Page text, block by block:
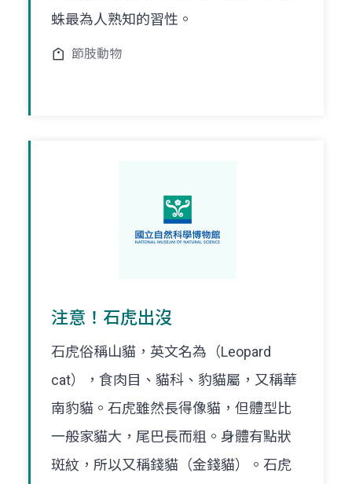
蛛最為人熟知的習性。
節肢動物
注意！石虎出沒
石虎俗稱山貓，英文名為（Leopard
cat），食肉目、貓科、豹貓屬，又稱華
南豹貓。石虎雖然長得像貓，但體型比
一般家貓大，尾巴長而粗。身體有點狀
斑紋，所以又稱錢貓（金錢貓）。石虎